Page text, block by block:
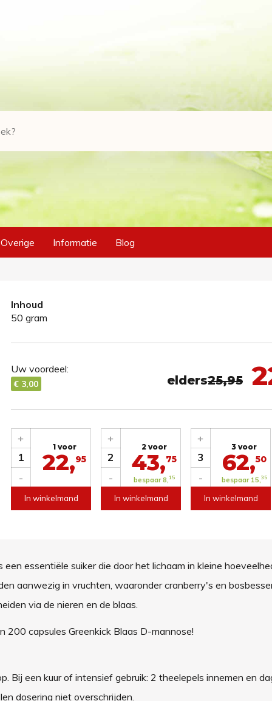
Overige Informatie Blog
Inhoud
50 gram
elders25,95
Uw voordeel:
€ 3,00
1
-
+
1 voor
22,95
In winkelmand
2
-
+
2 voor
43,75
bespaar 8,15
In winkelmand
3
-
+
3 voor
62,50
bespaar 15,35
In winkelmand
essentiële suiker die door het lichaam in kleine
aanwezig in vruchten, waaronder cranberry's en
via de nieren en de blaas.
200 capsules Greenkick Blaas D-mannose!
Bij een kuur of intensief gebruik: 2 theelepels innemen en
dosering niet overschrijden.